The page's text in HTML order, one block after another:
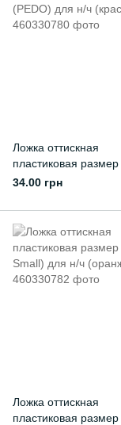
Ложка оттискная
пластиковая размер
(PEDO) для н/ч
34.00 грн
Ложка оттискная
пластиковая размер